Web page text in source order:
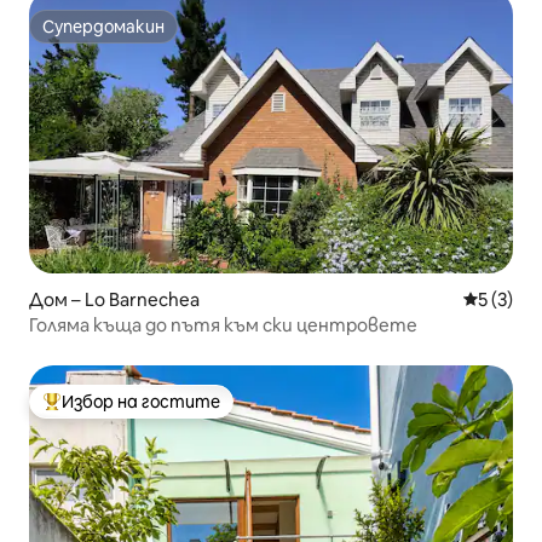
Супердомакин
Супердомакин
Дом – Lo Barnechea Средна
5 (3)
Голяма къща до пътя към ски центровете
Най-популярен избор на гостите
Избор на гостите